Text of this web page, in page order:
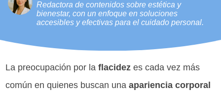
Redactora de contenidos sobre estética y
bienestar, con un enfoque en soluciones
accesibles y efectivas para el cuidado personal.
La preocupación por laflacidez es cada vez más
común en quienes buscan unaapariencia corporal